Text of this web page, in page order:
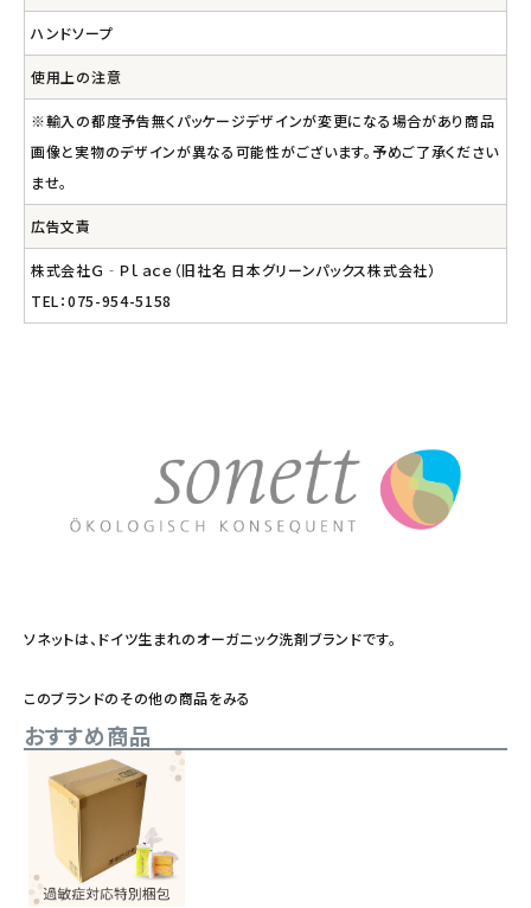
ハンドソープ
使用上の注意
※輸入の都度予告無くパッケージデザインが変更になる場合があり商品
画像と実物のデザインが異なる可能性がございます。予めご了承ください
ませ。
広告文責
株式会社Ｇ‐Ｐｌａｃｅ（旧社名 日本グリーンパックス株式会社）
TEL：075-954-5158
ソネットは、ドイツ生まれのオーガニック洗剤ブランドです。
このブランドのその他の商品をみる
おすすめ商品